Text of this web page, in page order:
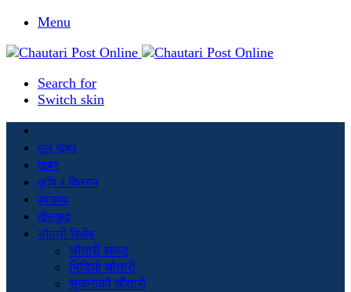
Menu
Search for
Switch skin
मूल खबर
खबर
कृषि र किसान
स्वास्थ्य
खेलकुद
चौतारी विशेष
चौतारी संवाद
भिडियो चौतारी
सृजनाको चौतारी